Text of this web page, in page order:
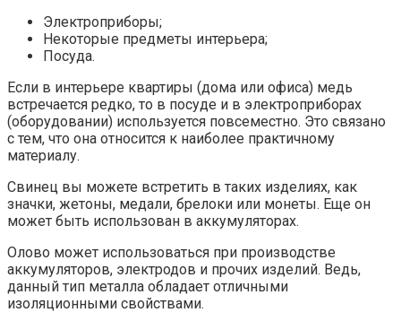
Электроприборы;
Некоторые предметы интерьера;
Посуда.
Если в интерьере квартиры (дома или офиса) медь
встречается редко, то в посуде и в электроприборах
(оборудовании) используется повсеместно. Это связано
с тем, что она относится к наиболее практичному
материалу.
Свинец вы можете встретить в таких изделиях, как
значки, жетоны, медали, брелоки или монеты. Еще он
может быть использован в аккумуляторах.
Олово может использоваться при производстве
аккумуляторов, электродов и прочих изделий. Ведь,
данный тип металла обладает отличными
изоляционными свойствами.